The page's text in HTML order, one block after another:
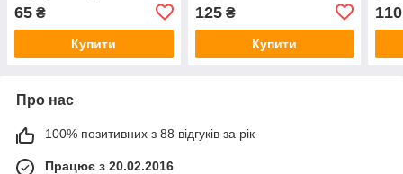
65 ₴
Купити
125₴
Купити
110
Про нас
100% позитивних з 88 відгуків за рік
Працює з 20.02.2016